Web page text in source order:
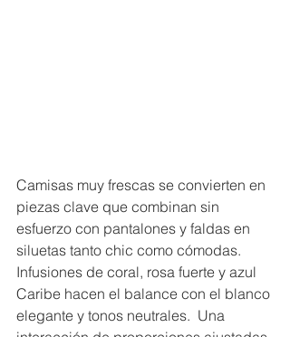
Camisas muy frescas se convierten en
piezas clave que combinan sin
esfuerzo con pantalones y faldas en
siluetas tanto chic como cómodas.
Infusiones de coral, rosa fuerte y azul
Caribe hacen el balance con el blanco
elegante y tonos neutrales.  Una